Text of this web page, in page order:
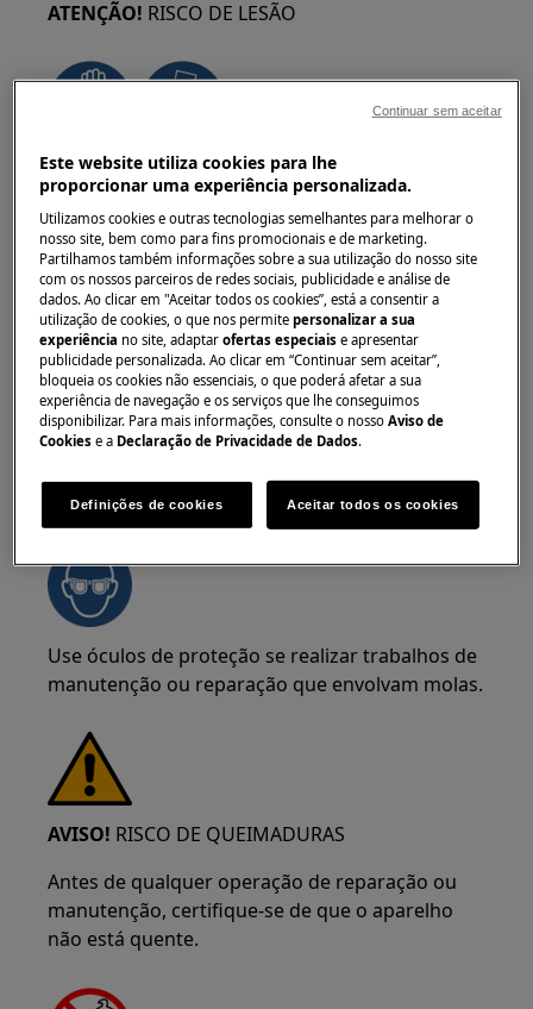
ATENÇÃO! RISCO DE LESÃO
Tenha sempre cuidado ao mover
eletrodomésticos. Para os aparelhos pesados é
mais seguro que sejam duas pessoas a movê-
los. Utilize sempre luvas de proteção e calçado
de segurança. Use luvas de proteção em todos
os momentos para se proteger de cortes
provenientes de arestas afiadas.
AVISO! RISCO DE LESÃO OCULAR
Use óculos de proteção se realizar trabalhos de
manutenção ou reparação que envolvam molas.
AVISO! RISCO DE QUEIMADURAS
Antes de qualquer operação de reparação ou
manutenção, certifique-se de que o aparelho
não está quente.
Este website utiliza cookies para lhe
proporcionar uma experiência personalizada.
Utilizamos cookies e outras tecnologias semelhantes para melhorar o
nosso site, bem como para fins promocionais e de marketing.
Partilhamos também informações sobre a sua utilização do nosso site
com os nossos parceiros de redes sociais, publicidade e análise de
dados. Ao clicar em "Aceitar todos os cookies”, está a consentir a
utilização de cookies, o que nos permitepersonalizar a sua
experiência no site, adaptarofertas especiaise apresentar
publicidade personalizada. Ao clicar em “Continuar sem aceitar”,
bloqueia os cookies não essenciais, o que poderá afetar a sua
experiência de navegação e os serviços que lhe conseguimos
disponibilizar. Para mais informações, consulte o nossoAviso de
Cookies e a Declaração de Privacidade de Dados.
Definições de cookies Aceitar todos os cookies
Continuar sem aceitar